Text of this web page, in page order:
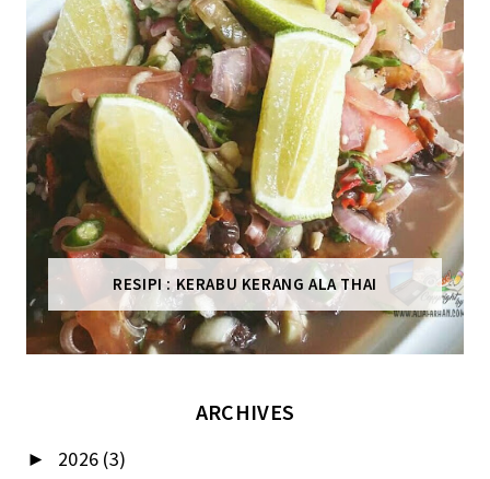
RESIPI : KERABU KERANG ALA THAI
ARCHIVES
► 2026 (3)